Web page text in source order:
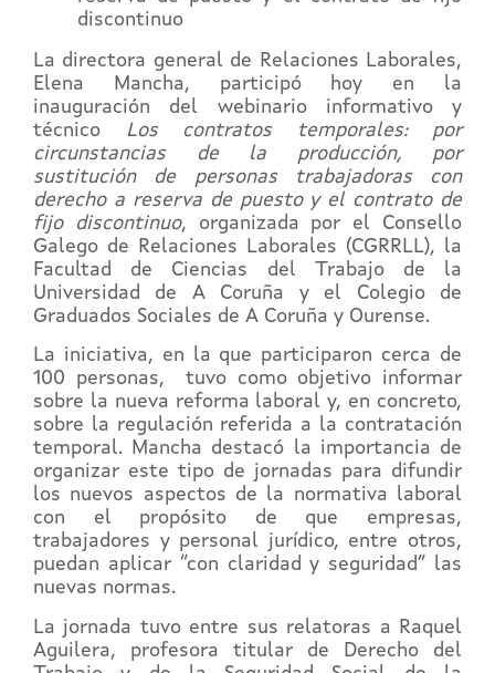
discontinuo
La directora general de Relaciones Laborales,
Elena Mancha, participó hoy en la
inauguración del webinario informativo y
técnico Los contratos temporales: por
circunstancias de la producción, por
sustitución de personas trabajadoras con
derecho a reserva de puesto y el contrato de
fijo discontinuo, organizada por el Consello
Galego de Relaciones Laborales (CGRRLL), la
Facultad de Ciencias del Trabajo de la
Universidad de A Coruña y el Colegio de
Graduados Sociales de A Coruña y Ourense.
La iniciativa, en la que participaron cerca de
100 personas, tuvo como objetivo informar
sobre la nueva reforma laboral y, en concreto,
sobre la regulación referida a la contratación
temporal. Mancha destacó la importancia de
organizar este tipo de jornadas para difundir
los nuevos aspectos de la normativa laboral
con el propósito de que empresas,
trabajadores y personal jurídico, entre otros,
puedan aplicar “con claridad y seguridad” las
nuevas normas.
La jornada tuvo entre sus relatoras a Raquel
Aguilera, profesora titular de Derecho del